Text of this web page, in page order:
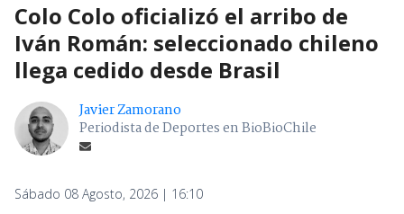
Colo Colo oficializó el arribo de
Iván Román: seleccionado chileno
llega cedido desde Brasil
Javier Zamorano
Periodista de Deportes en BioBioChile
Sábado 08 Agosto, 2026 | 16:10